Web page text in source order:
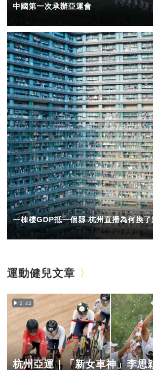
中國第一次承辦亞運會
一棟樓GDP抵一個縣 杭州直播為何換
運動健兒文章
2:42
杭州亞運｜「新女車神」李思